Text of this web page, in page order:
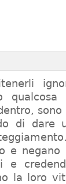
di dare
e
e
la loro